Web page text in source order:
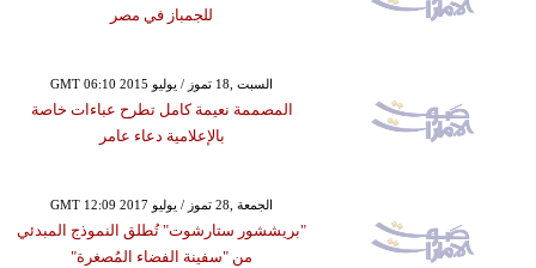
للجمباز في مصر
GMT 06:10 2015 السبت ,18 تموز / يوليو
المصممة نعيمة كامل تطرح عباءات خاصة
بالإعلامية دعاء عامر
GMT 12:09 2017 الجمعة ,28 تموز / يوليو
"بريششور ستارشوت" تُطلق النموذج المبدئي
من "سفينة الفضاء المُصغرة"